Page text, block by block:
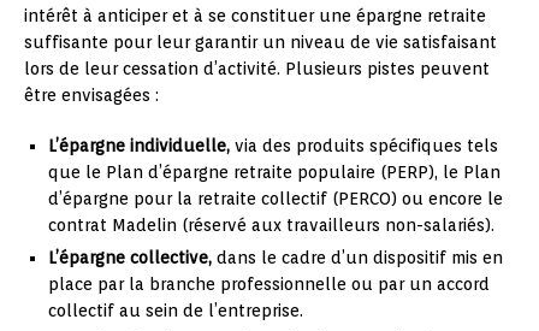
intérêt à anticiper et à se constituer une épargne retraite
suffisante pour leur garantir un niveau de vie satisfaisant
lors de leur cessation d’activité. Plusieurs pistes peuvent
être envisagées :
L’épargne individuelle, via des produits spécifiques tels
que le Plan d’épargne retraite populaire (PERP), le Plan
d’épargne pour la retraite collectif (PERCO) ou encore le
contrat Madelin (réservé aux travailleurs non-salariés).
L’épargne collective, dans le cadre d’un dispositif mis en
place par la branche professionnelle ou par un accord
collectif au sein de l’entreprise.